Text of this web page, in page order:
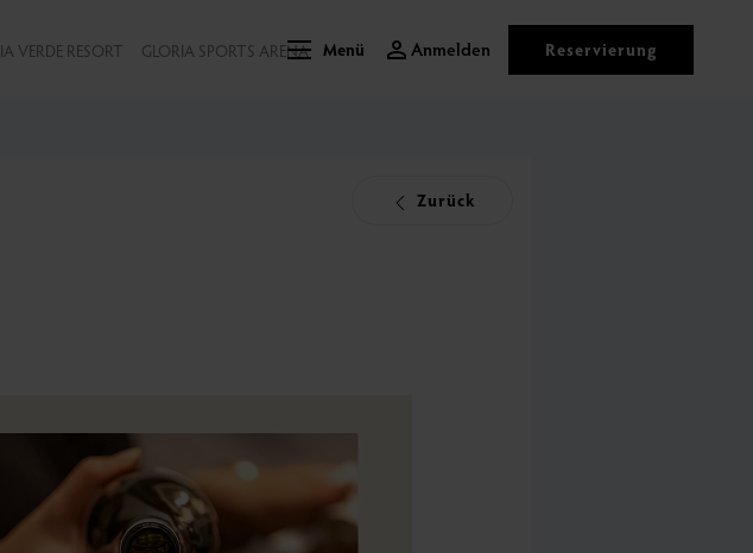
VERDE RESORT GLORIA SPORTS ARENA Reservierung
Anmelden
Menü
Zurück